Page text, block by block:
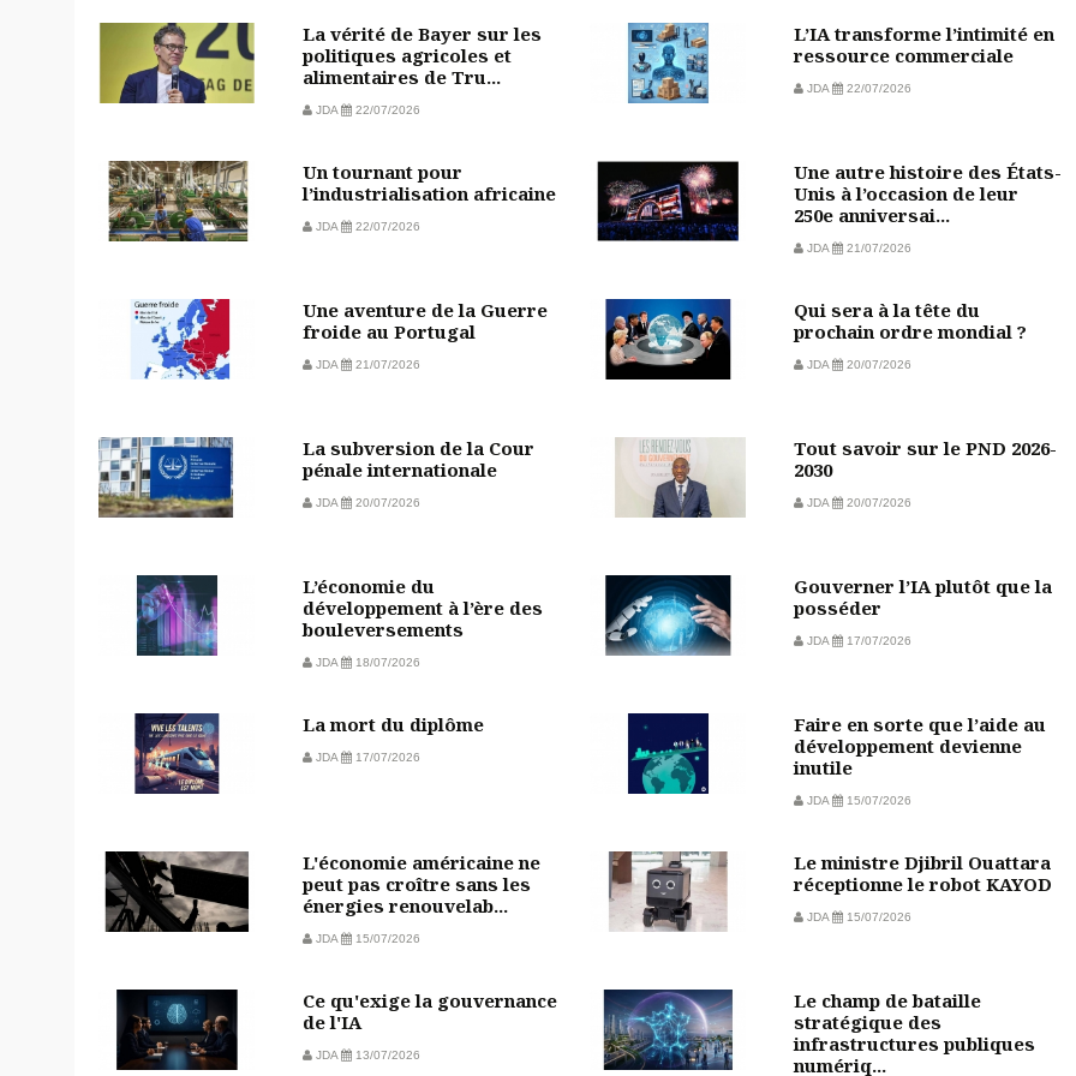
La vérité de Bayer sur les
politiques agricoles et
alimentaires de Tru...
JDA 22/07/2026
L’IA transforme l’intimité en
ressource commerciale
JDA 22/07/2026
Un tournant pour
l’industrialisation africaine
JDA 22/07/2026
Une autre histoire des États-
Unis à l’occasion de leur
250e anniversai...
JDA 21/07/2026
Une aventure de la Guerre
froide au Portugal
JDA 21/07/2026
Qui sera à la tête du
prochain ordre mondial ?
JDA 20/07/2026
La subversion de la Cour
pénale internationale
JDA 20/07/2026
Tout savoir sur le PND 2026-
2030
JDA 20/07/2026
L’économie du
développement à l’ère des
bouleversements
JDA 18/07/2026
Gouverner l’IA plutôt que la
posséder
JDA 17/07/2026
La mort du diplôme
JDA 17/07/2026
Faire en sorte que l’aide au
développement devienne
inutile
JDA 15/07/2026
L'économie américaine ne
peut pas croître sans les
énergies renouvelab...
JDA 15/07/2026
Le ministre Djibril Ouattara
réceptionne le robot KAYOD
JDA 15/07/2026
Ce qu'exige la gouvernance
de l'IA
JDA 13/07/2026
Le champ de bataille
stratégique des
infrastructures publiques
numériq...